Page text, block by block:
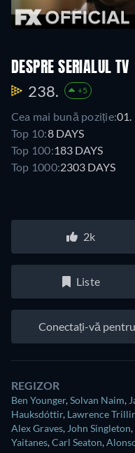
DESPRE SERIALUL TV
238. +5
Cea mai bună poziție:01.
Top 10:8 DAYS
Top 100:183 DAYS
Top 1000:2303 DAYS
2k
Liste
Conectați-vă
REGIZOR
Ben Younger,Solvan Naim,
Hauksdóttir, Lawrence
Alex Graves, John Singleton,
Yaitanes,Carl Seaton,